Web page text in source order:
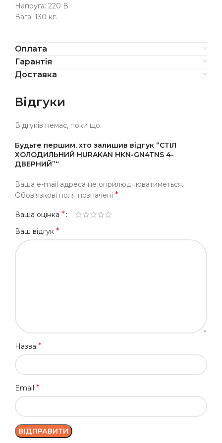
Напруга: 220 В.
Вага: 130 кг.
Оплата
Гарантія
Доставка
Відгуки
Відгуків немає, поки що.
Будьте першим, хто залишив відгук “СТІЛ
ХОЛОДИЛЬНИЙ HURAKAN HKN-GN4TNS 4-
ДВЕРНИЙ”“
Ваша e-mail адреса не оприлюднюватиметься.
Обов’язкові поля позначені *
Ваша оцінка *
Ваш відгук *
Назва *
Email *